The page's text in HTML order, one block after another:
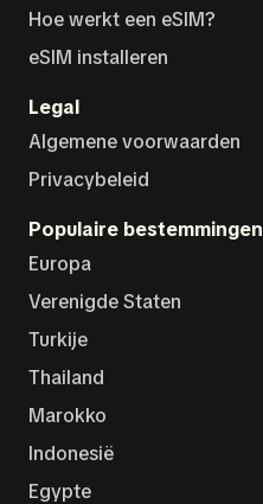
Hoe werkt een eSIM?
eSIM installeren
Legal
Algemene voorwaarden
Privacybeleid
Populaire bestemmingen
Europa
Verenigde Staten
Turkije
Thailand
Marokko
Indonesië
Egypte